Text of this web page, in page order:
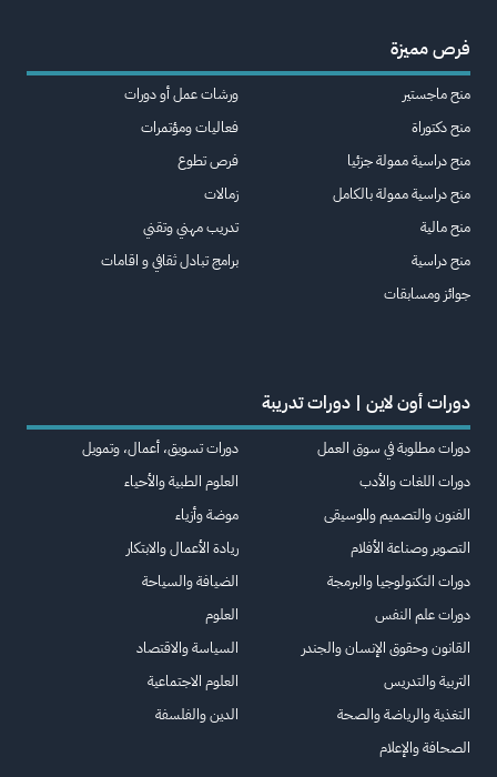
فرص مميزة
منح ماجستير
منح دكتوراة
منح دراسية ممولة جزئيا
منح دراسية ممولة بالكامل
منح مالية
منح دراسية
جوائز ومسابقات
ورشات عمل أو دورات
فعاليات ومؤتمرات
فرص تطوع
زمالات
تدريب مهني وتقني
برامج تبادل ثقافي و اقامات
دورات أون لاين | دورات تدريبة
دورات مطلوبة في سوق العمل
دورات اللغات والأدب
الفنون والتصميم والموسيقى
التصوير وصناعة الأفلام
دورات التكنولوجيا والبرمجة
دورات علم النفس
القانون وحقوق الإنسان والجندر
التربية والتدريس
التغذية والرياضة والصحة
الصحافة والإعلام
دورات تسويق، أعمال، وتمويل
العلوم الطبية والأحياء
موضة وأزياء
ريادة الأعمال والابتكار
الضيافة والسياحة
العلوم
السياسة والاقتصاد
العلوم الاجتماعية
الدين والفلسفة